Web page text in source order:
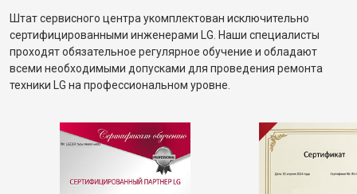
Штат сервисного центра укомплектован исключительно
сертифицированными инженерами LG. Наши специалисты
проходят обязательное регулярное обучение и обладают
всеми необходимыми допусками для проведения ремонта
техники LG на профессиональном уровне.